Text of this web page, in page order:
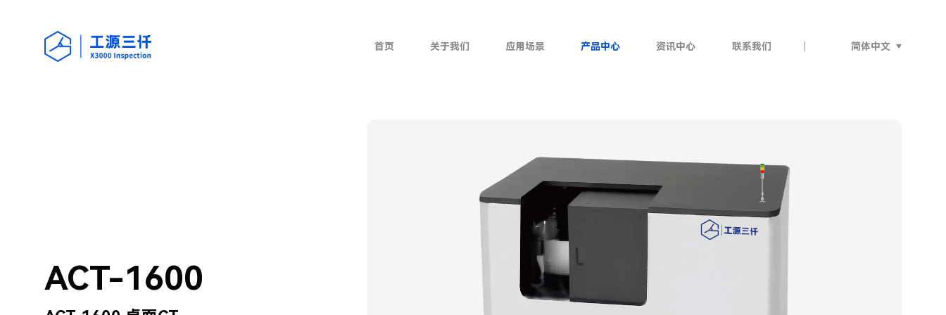
首页 关于我们 应用场景 产品中心 资讯中心 联系我们 简体中文
ACT-1600